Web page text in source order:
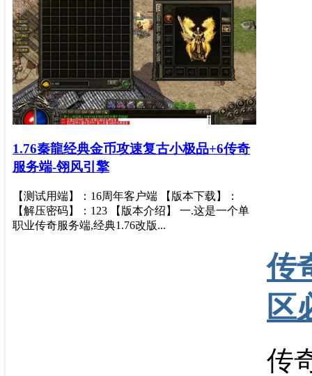
1.76秦龍经典金币攻速复古小极品+6传奇
服务端-翎风引擎
【测试用端】：16周年客户端 【版本下载】：
【解压密码】：123 【版本介绍】 一.这是一个单
职业传奇服务端,经典1.76改版...
传
区
传